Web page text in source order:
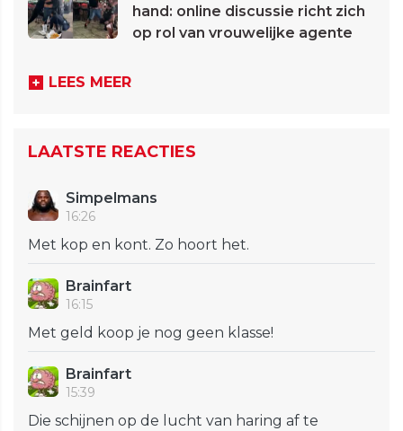
hand: online discussie richt zich
op rol van vrouwelijke agente
LEES MEER
LAATSTE REACTIES
Simpelmans
16:26
Met kop en kont. Zo hoort het.
Brainfart
16:15
Met geld koop je nog geen klasse!
Brainfart
15:39
Die schijnen op de lucht van haring af te